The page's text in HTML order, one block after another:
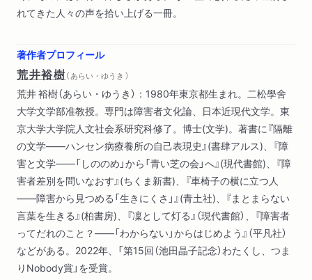
れてきた人々の声を拾い上げる一冊。
著作者プロフィール
荒井裕樹（ あらい・ゆうき ）
荒井 裕樹（あらい・ゆうき）：1980年東京都生まれ。二松學舍
大学文学部准教授。専門は障害者文化論、日本近現代文学。東
京大学大学院人文社会系研究科修了。博士(文学)。著書に『隔離
の文学――ハンセン病療養所の自己表現史』(書肆アルス)、『障
害と文学――「しののめ」から「青い芝の会」へ』(現代書館)、『障
害者差別を問いなおす』(ちくま新書)、『車椅子の横に立つ人
――障害から見つめる「生きにくさ」』(青土社)、『まとまらない
言葉を生きる』(柏書房)、『凜として灯る』（現代書館）、『障害者
ってだれのこと？――「わからない」からはじめよう』（平凡社）
などがある。2022年、「第15回（池田晶子記念）わたくし、つま
りNobody賞」を受賞。